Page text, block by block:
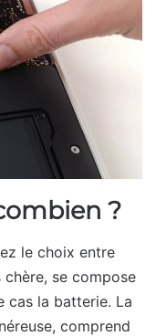
?
le choix entre
chère, se compose
cas la batterie. La
comprend